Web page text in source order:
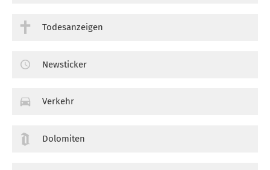
Todesanzeigen
Newsticker
Verkehr
Dolomiten